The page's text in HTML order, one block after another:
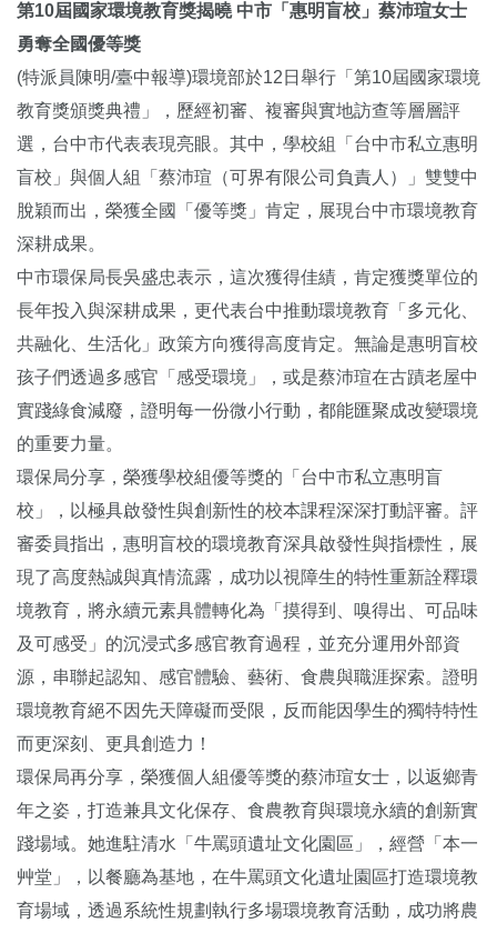
第10屆國家環境教育獎揭曉 中市「惠明盲校」蔡沛瑄女士
勇奪全國優等獎
(特派員陳明/臺中報導)環境部於12日舉行「第10屆國家環境
教育獎頒獎典禮」，歷經初審、複審與實地訪查等層層評
選，台中市代表表現亮眼。其中，學校組「台中市私立惠明
盲校」與個人組「蔡沛瑄（可界有限公司負責人）」雙雙中
脫穎而出，榮獲全國「優等獎」肯定，展現台中市環境教育
深耕成果。
中市環保局長吳盛忠表示，這次獲得佳績，肯定獲獎單位的
長年投入與深耕成果，更代表台中推動環境教育「多元化、
共融化、生活化」政策方向獲得高度肯定。無論是惠明盲校
孩子們透過多感官「感受環境」，或是蔡沛瑄在古蹟老屋中
實踐綠食減廢，證明每一份微小行動，都能匯聚成改變環境
的重要力量。
環保局分享，榮獲學校組優等獎的「台中市私立惠明盲
校」，以極具啟發性與創新性的校本課程深深打動評審。評
審委員指出，惠明盲校的環境教育深具啟發性與指標性，展
現了高度熱誠與真情流露，成功以視障生的特性重新詮釋環
境教育，將永續元素具體轉化為「摸得到、嗅得出、可品味
及可感受」的沉浸式多感官教育過程，並充分運用外部資
源，串聯起認知、感官體驗、藝術、食農與職涯探索。證明
環境教育絕不因先天障礙而受限，反而能因學生的獨特特性
而更深刻、更具創造力！
環保局再分享，榮獲個人組優等獎的蔡沛瑄女士，以返鄉青
年之姿，打造兼具文化保存、食農教育與環境永續的創新實
踐場域。她進駐清水「牛罵頭遺址文化園區」，經營「本一
艸堂」，以餐廳為基地，在牛罵頭文化遺址園區打造環境教
育場域，透過系統性規劃執行多場環境教育活動，成功將農